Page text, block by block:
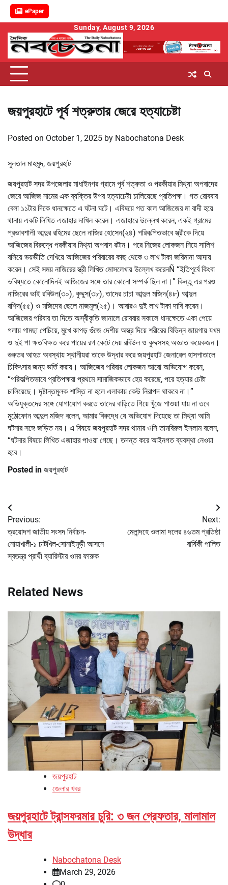
ePaper
content
Sunday, August 9, 2026
জয়পুরহাটে পূর্ব শত্রুতার জেরে হত্যাচেষ্টা
Posted on October 1, 2025 by Nabochatona Desk
সুলতান মাহমুদ, জয়পুরহাট
জয়পুরহাট সদর উপজেলার মাধাইনগর গ্রামে পূর্ব শত্রুতা ও পরকীয়ার মিথ্যা অপবাদের
জেরে আজিজ নামের এক ব্যক্তির উপর হত্যাচেষ্টা চালিয়েছে প্রতিপক্ষ। গত রোববার
বেলা ১১টার দিকে ধানক্ষেতে এ ঘটনা ঘটে। এবিষয়ে গত কাল আজিজের মা বাদী হয়ে
থানায় একটি লিখিত এজাহার দাখিল করেন। এজাহারে উল্লেখ করেন, একই গ্রামের
প্রভাবশালী আব্দুর রহিমের ছেলে নাজির হোসেন(২৪) পরিকল্পিতভাবে স্ত্রীকে দিয়ে
আজিজের বিরুদ্ধে পরকীয়ার মিথ্যা অপবাদ রটান। পরে নিজের লোকজন নিয়ে সালিশ
বসিয়ে ভয়ভীতি দেখিয়ে আজিজের পরিবারের কাছ থেকে ৩ লাখ টাকা জরিমানা আদায়
করেন। সেই সময় নাজিরের স্ত্রী লিখিত মোসলেখায় উল্লেখ করেনÑ “ইতিপূর্বে কিংবা
ভবিষ্যতে কোনোদিনই আজিজের সঙ্গে তার কোনো সম্পর্ক ছিল না।” কিন্তু এর পরও
নাজিরের ভাই রবিউল(৩০), কুদ্দুস(৩৮), তাদের চাচা আব্দুল মজিদ(৪৮) আব্দুল
রশিদ(৫৫) ও মজিদের ছেলে নাজমুল(২৫)। আবারও দুই লাখ টাকা দাবি করেন।
আজিজের পরিবার তা দিতে অস্বীকৃতি জানালে রোববার সকালে ধানক্ষেতে একা পেয়ে
গলায় গামছা পেচিয়ে, মুখে কাপড় গুঁজে দেশীয় অস্ত্র দিয়ে শরীরের বিভিন্ন জায়গায় যখম
ও দুই পা ক্ষতবিক্ষত করে পায়ের রগ কেটে দেয় রবিউল ও কুদ্দসসহ অজ্ঞাত কয়েকজন।
গুরুতর আহত অবস্থায় স্থানীয়রা তাকে উদ্ধার করে জয়পুরহাট জেনারেল হাসপাতালে
চিকিৎসার জন্য ভর্তি করায়। আজিজের পরিবার লোকজন আরো অভিযোগ করেন,
“পরিকল্পিতভাবে প্রতিপক্ষরা প্রথমে সামাজিকভাবে হেয় করেছে, পরে হত্যার চেষ্টা
চালিয়েছে। দৃষ্টান্তমূলক শাস্তি না হলে এলাকায় কেউ নিরাপদ থাকবে না।”
অভিযুক্তদের সঙ্গে যোগাযোগ করতে তাদের বাড়িতে গিয়ে খুঁজে পাওয়া যায় না তবে
মুঠোফোন আব্দুল মজিদ বলেন, আমার বিরুদ্ধে যে অভিযোগ দিয়েছে তা মিথ্যা আমি
ঘটনার সঙ্গে জড়িত নয়। এ বিষয়ে জয়পুরহাট সদর থানার ওসি তামবিরুল ইসলাম বলেন,
“ঘটনার বিষয়ে লিখিত এজাহার পাওয়া গেছে। তদন্ত করে আইনগত ব্যবস্থা নেওয়া
হবে।
Posted in জয়পুরহাট
Post
navigation
Previous:
ত্রয়োদশ জাতীয় সংসদ নির্বাচন-
নোয়াখালী-১ চাটখিল-সোনাইমুড়ী আসনে
স্বতন্ত্র প্রার্থী ব্যারিস্টার ওমর ফারুক
Next:
মেলান্দহে ওলামা দলের ৪৬তম প্রতিষ্ঠা
বার্ষিকী পালিত
Related News
জয়পুরহাট
জেলার খবর
জয়পুরহাটে ট্রান্সফরমার চুরি: ৩ জন গ্রেফতার, মালামাল
উদ্ধার
Nabochatona Desk
March 29, 2026